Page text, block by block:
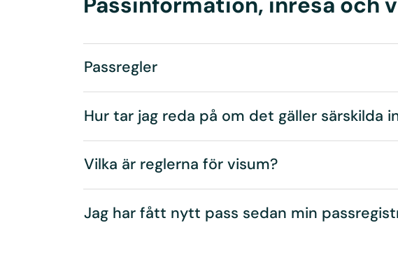
Passregler
Hur tar jag reda på om det gäller särskilda
Vilka är reglerna för visum?
Jag har fått nytt pass sedan min